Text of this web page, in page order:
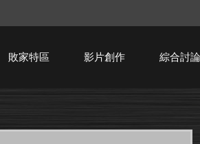
敗家特區 影片創作 綜合討論